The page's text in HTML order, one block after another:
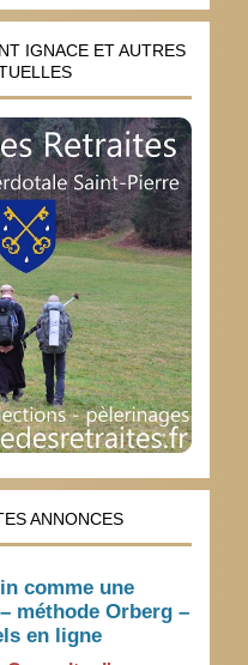
IGNACE ET AUTRES
ANNONCES
comme une
méthode Orberg –
en ligne